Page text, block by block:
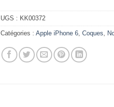
UGS : KK00372
Catégories :Apple iPhone 6 ,Coques